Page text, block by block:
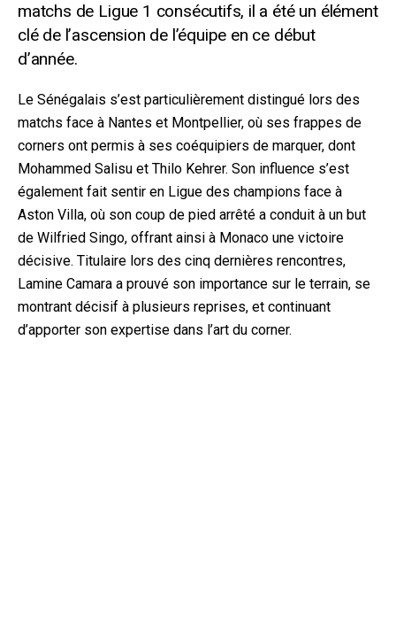
matchs de Ligue 1 consécutifs, il a été un élément
clé de l’ascension de l’équipe en ce début
d’année.
Le Sénégalais s’est particulièrement distingué lors des
matchs face à Nantes et Montpellier, où ses frappes de
corners ont permis à ses coéquipiers de marquer, dont
Mohammed Salisu et Thilo Kehrer. Son influence s’est
également fait sentir en Ligue des champions face à
Aston Villa, où son coup de pied arrêté a conduit à un but
de Wilfried Singo, offrant ainsi à Monaco une victoire
décisive. Titulaire lors des cinq dernières rencontres,
Lamine Camara a prouvé son importance sur le terrain, se
montrant décisif à plusieurs reprises, et continuant
d’apporter son expertise dans l’art du corner.